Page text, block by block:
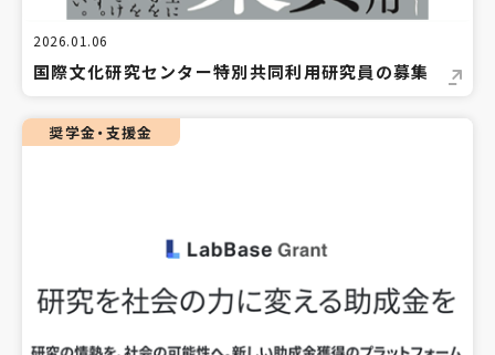
2026.01.06
国際文化研究センター特別共同利用研究員の募集
奨学金・支援金